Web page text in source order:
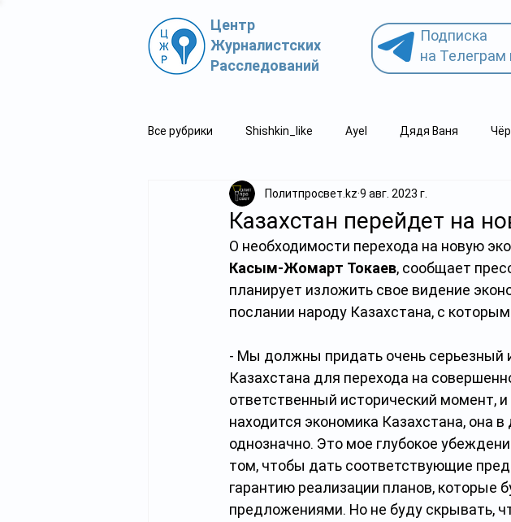
Центр
Журналистских
Расследований
Подписка
на Телеграм
Все рубрики Shishkin_like Ayel Дядя Ваня
Политпросвет.kz Свидетель.kz детский суицид
Казахстан перейдет на
Политпросвет.kz 9 авг. 2023 г.
О необходимости перехода на новую
Касым-Жомарт Токаев, сообщает
планирует изложить свое видение
послании народу Казахстана, с
- Мы должны придать очень серьезный
Казахстана для перехода на
ответственный исторический момент,
находится экономика Казахстана, она
однозначно. Это мое глубокое
том, чтобы дать соответствующие
гарантию реализации планов, которые
предложениями. Но не буду скрывать,